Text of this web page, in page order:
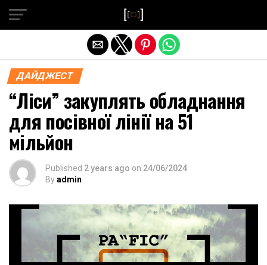
ДАЙДЖЕСТ
“Ліси” закуплять обладнання
для посівної лінії на 51
мільйон
Published 2 years ago on 24/06/2024
Byadmin
Exit mobile version